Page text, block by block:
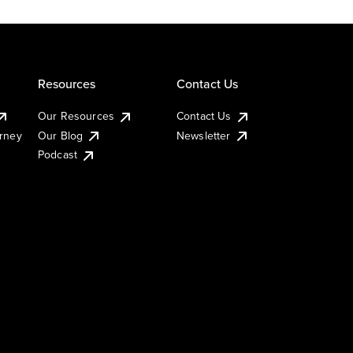
Resources
Our Resources
Our Blog
Podcast
Contact Us
Contact Us
Newsletter